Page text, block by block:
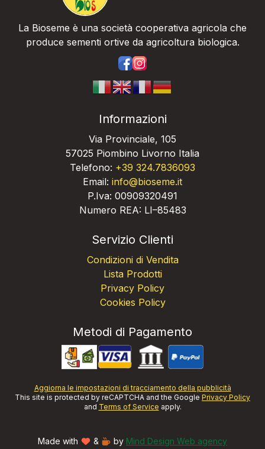
La Bioseme è una società cooperativa agricola che
produce sementi ortive da agricoltura biologica.
Informazioni
Via Provinciale, 105
57025 Piombino Livorno Italia
Telefono: +39 324.7836093
Email: info@bioseme.it
P.Iva: 00909320491
Numero REA: LI–85483
Servizio Clienti
Condizioni di Vendita
Lista Prodotti
Privacy Policy
Cookies Policy
Metodi di Pagamento
Aggiorna le impostazioni di tracciamento della pubblicità
This site is protected by reCAPTCHA and the Google Privacy Policy
and Terms of Service apply.
Made with & by Mind Design Web agency